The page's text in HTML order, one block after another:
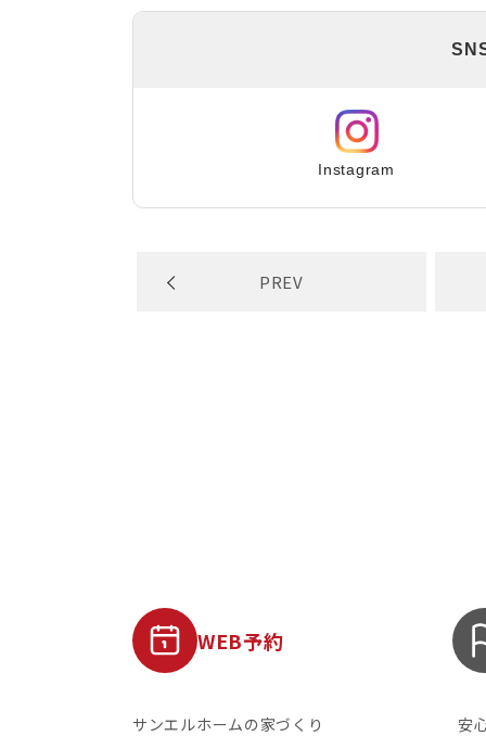
Instagram
PREV
WEB予約
サンエルホームの家づくり 安